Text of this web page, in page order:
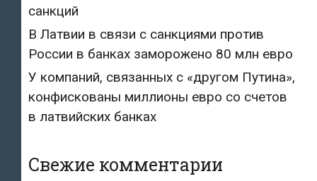
санкций
В Латвии в связи с санкциями против
России в банках заморожено 80 млн евро
У компаний, связанных с «другом Путина»,
конфискованы миллионы евро со счетов
в латвийских банках
Свежие комментарии